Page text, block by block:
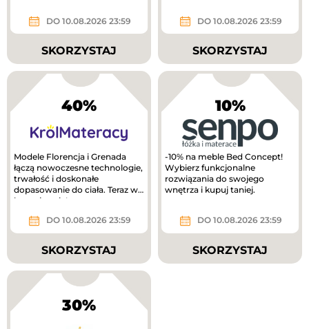
DO 10.08.2026 23:59
SKORZYSTAJ
DO 10.08.2026 23:59
SKORZYSTAJ
40%
Modele Florencja i Grenada
łączą nowoczesne technologie,
trwałość i doskonałe
dopasowanie do ciała. Teraz w
lepszej cenie!
DO 10.08.2026 23:59
SKORZYSTAJ
10%
-10% na meble Bed Concept!
Wybierz funkcjonalne
rozwiązania do swojego
wnętrza i kupuj taniej.
DO 10.08.2026 23:59
SKORZYSTAJ
30%